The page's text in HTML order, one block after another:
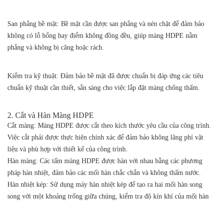
San phẳng bề mặt: Bề mặt cần được san phẳng và nén chặt để đảm bảo
không có lỗ hổng hay điểm không đồng đều, giúp màng HDPE nằm
phẳng và không bị căng hoặc rách.
Kiểm tra kỹ thuật: Đảm bảo bề mặt đã được chuẩn bị đáp ứng các tiêu
chuẩn kỹ thuật cần thiết, sẵn sàng cho việc lắp đặt màng chống thấm.
2. Cắt và Hàn Màng HDPE
Cắt màng: Màng HDPE được cắt theo kích thước yêu cầu của công trình.
Việc cắt phải được thực hiện chính xác để đảm bảo không lãng phí vật
liệu và phù hợp với thiết kế của công trình.
Hàn màng: Các tấm màng HDPE được hàn với nhau bằng các phương
pháp hàn nhiệt, đảm bảo các mối hàn chắc chắn và không thấm nước.
Hàn nhiệt kép: Sử dụng máy hàn nhiệt kép để tạo ra hai mối hàn song
song với một khoảng trống giữa chúng, kiểm tra độ kín khí của mối hàn